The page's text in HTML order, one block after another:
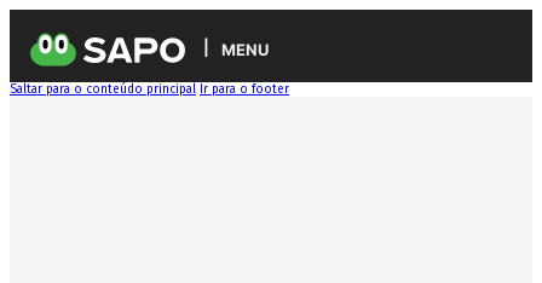
MENU
Saltar para o conteúdo principal Ir para o footer